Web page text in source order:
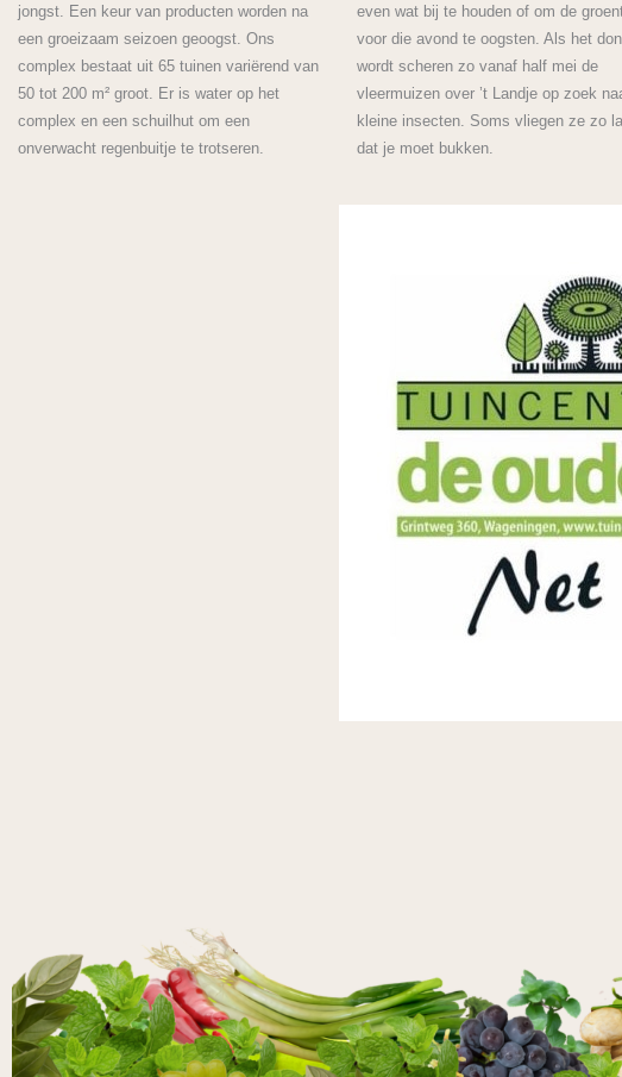
jongst. Een keur van producten worden na
een groeizaam seizoen geoogst. Ons
complex bestaat uit 65 tuinen variërend van
50 tot 200 m² groot. Er is water op het
complex en een schuilhut om een
onverwacht regenbuitje te trotseren.
even wat bij te houden of om de
voor die avond te oogsten. Als het
wordt scheren zo vanaf half mei de
vleermuizen over ’t Landje op zoek
kleine insecten. Soms vliegen ze zo
dat je moet bukken.